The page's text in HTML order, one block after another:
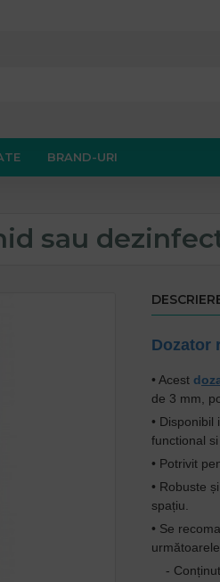
BRAND-URI
sau
Dozator
• Acest d
de 3 mm,
•
functional
• Potrivit
• Robuste
spațiu.
• Se
următoarele
- Conținut